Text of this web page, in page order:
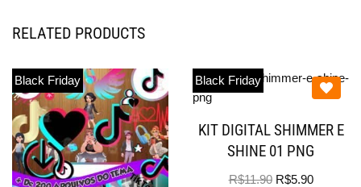
RELATED PRODUCTS
Black Friday Black Friday
KIT DIGITAL SHIMMER E
SHINE 01 PNG
R$11.90 R$5.90